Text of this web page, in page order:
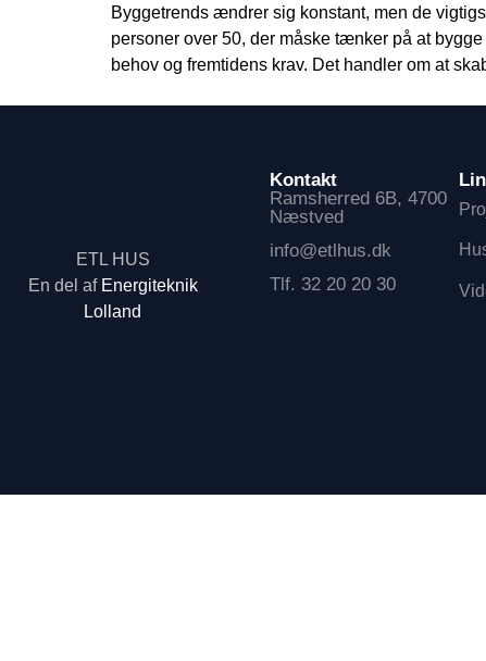
Byggetrends ændrer sig konstant, men de
personer over 50, der måske tænker på at
behov og fremtidens krav. Det handler om at
ETL HUS
En del af Energiteknik
Lolland
Kontakt
Ramsherred 6B, 4700
Næstved
info@etlhus.dk
Tlf. 32 20 20 30